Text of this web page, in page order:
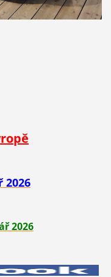
2026
2026